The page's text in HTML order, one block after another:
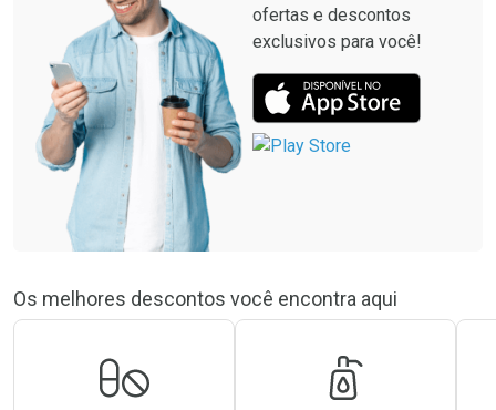
ofertas e descontos
exclusivos para você!
Os melhores descontos você encontra aqui